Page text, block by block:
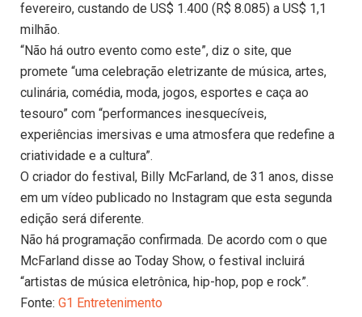
fevereiro, custando de US$ 1.400 (R$ 8.085) a US$ 1,1
milhão.
“Não há outro evento como este”, diz o site, que
promete “uma celebração eletrizante de música, artes,
culinária, comédia, moda, jogos, esportes e caça ao
tesouro” com “performances inesquecíveis,
experiências imersivas e uma atmosfera que redefine a
criatividade e a cultura”.
O criador do festival, Billy McFarland, de 31 anos, disse
em um vídeo publicado no Instagram que esta segunda
edição será diferente.
Não há programação confirmada. De acordo com o que
McFarland disse ao Today Show, o festival incluirá
“artistas de música eletrônica, hip-hop, pop e rock”.
Fonte: G1 Entretenimento